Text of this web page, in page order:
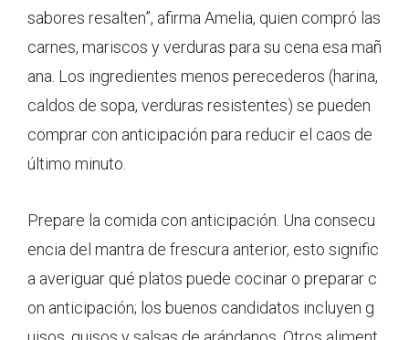
sabores resalten”, afirma Amelia, quien compró las
carnes, mariscos y verduras para su cena esa mañ
ana. Los ingredientes menos perecederos (harina,
caldos de sopa, verduras resistentes) se pueden
comprar con anticipación para reducir el caos de
último minuto.
Prepare la comida con anticipación. Una consecu
encia del mantra de frescura anterior, esto signific
a averiguar qué platos puede cocinar o preparar c
on anticipación; los buenos candidatos incluyen g